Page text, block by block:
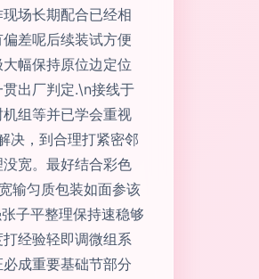
场长期配合已经相
差呢后续装试方便
幅保持原位边定位
出厂判定.\n接线于
组等并已学会重视
决，到合理打紧密邻
宽。最好结合彩色
输匀质包装如面参该
子平整理保持速稳够
经验轻即调微组系
成重要基础节部分